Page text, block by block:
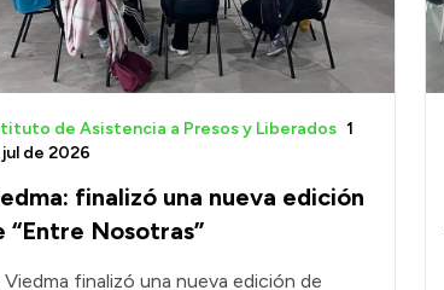
finalizó una nueva edición
“Entre Nosotras”
de Asistencia a Presos y Liberados 1
de 2026
Viedma finalizó una nueva edición de